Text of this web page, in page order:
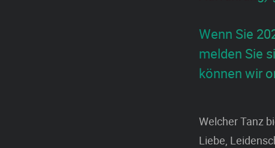
Wenn Sie
melden Sie
können wir
Welcher Tanz
Liebe,